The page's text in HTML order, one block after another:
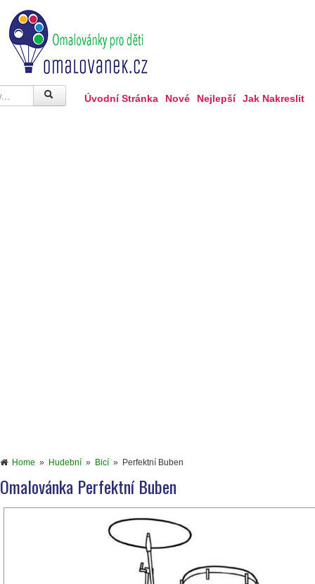
Úvodní Stránka Nové Nejlepší Jak Nakreslit
Home » Hudební » Bicí » Perfektní Buben
Omalovánka Perfektní Buben